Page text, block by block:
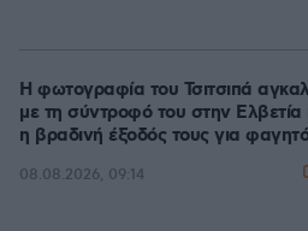
Η φωτογραφία του Τσιτσιπά
με τη σύντροφό του στην Ελβετία
η βραδινή έξοδός τους για φαγητό
08.08.2026, 09:14